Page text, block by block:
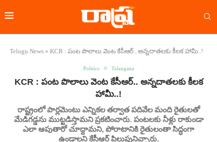
Telugu News » KCR : పంట పొలాలు వెంట కేసీఆర్.. అన్నదాతలకు కీలక హామీ..!
Politics Telangana
KCR : పంట పొలాలు వెంట కేసీఆర్.. అన్నదాతలకు కీలక
హామీ..!
రాష్ట్రంలో పార్లమెంటు ఎన్నికల తర్వాత పదివేల మంది రైతులతో
మేడిగడ్డను ముట్టడిస్తామని ప్రకటించారు. పంటలకు నీళ్లు రాకుండా
ఎలా ఆపుతారో చూద్దామని, పోరాటానికి రైతులంతా సిద్ధంగా
ఉండాలని కేసీఆర్ పిలుపునిచ్చారు.